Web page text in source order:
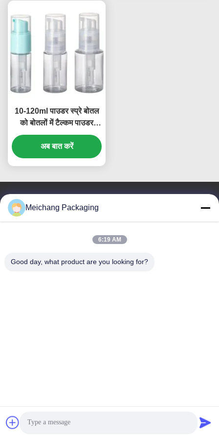
10-120ml पाउडर स्प्रे बोतल
को बोतलों में टैल्कम पाउडर
डालने के लिए दबाएं (MC-421)
अब बात करें
हमसे संपर्क करें
Ningbo Meichang Packaging
Meichang Packaging
6:19 AM
Good day, what product are you looking for?